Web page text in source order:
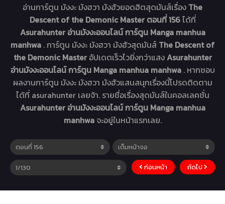
อ่านการ์ตูน มังงะ มังฮวา มังฮัวยอดฮิตสุดมันส์เรื่อง The
Descent of the Demonic Master ตอนที่ 156ได้ที่
Asurahunter อ่านมังงะออนไลน์ การ์ตูน Manga manhua
manhwa . การ์ตูน มังงะ มังฮวา มังฮัวสุดมันส์ The Descent of
the Demonic Master อัปเดตเร็วไวยิ่งกว่าแสงAsurahunter
อ่านมังงะออนไลน์ การ์ตูน Manga manhua manhwa . หากชอบ
ผลงานการ์ตูน มังงะ มังฮวา มังฮัวแสนสนุกเรื่องนี้โปรดติดตาม
ได้ที่ asurahunter เลยจ้า. รายชื่อเรื่องสุดมันส์ในคอลเลคชั่น
Asurahunter อ่านมังงะออนไลน์ การ์ตูน Manga manhua
manhwa จะอยู่ในหน้าแรกเลย.
ก่อนหน้า ถัดไป